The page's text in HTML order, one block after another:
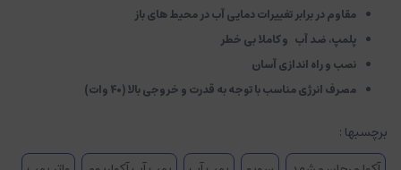
مقاوم در برابر تغییرات دمایی آب در محیط های باز
پلمپ، ضد آب و کاملا بی خطر
نصب و راه اندازی آسان
مصرف انرژی مناسب با توجه به قدرت و خروجی بالا (۴۰ وات)
برچسبها :